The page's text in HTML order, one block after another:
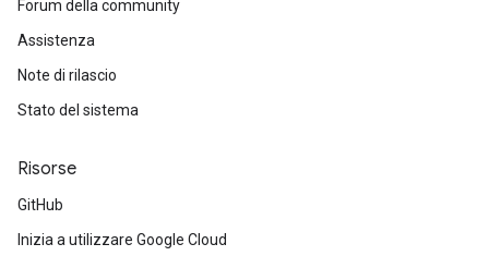
Forum della community
Assistenza
Note di rilascio
Stato del sistema
Risorse
GitHub
Inizia a utilizzare Google Cloud